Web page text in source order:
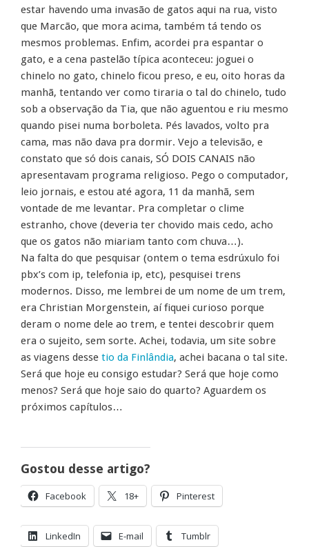
estar havendo uma invasão de gatos aqui na rua, visto
que Marcão, que mora acima, também tá tendo os
mesmos problemas. Enfim, acordei pra espantar o
gato, e a cena pastelão típica aconteceu: joguei o
chinelo no gato, chinelo ficou preso, e eu, oito horas da
manhã, tentando ver como tiraria o tal do chinelo, tudo
sob a observação da Tia, que não aguentou e riu mesmo
quando pisei numa borboleta. Pés lavados, volto pra
cama, mas não dava pra dormir. Vejo a televisão, e
constato que só dois canais, SÓ DOIS CANAIS não
apresentavam programa religioso. Pego o computador,
leio jornais, e estou até agora, 11 da manhã, sem
vontade de me levantar. Pra completar o clime
estranho, chove (deveria ter chovido mais cedo, acho
que os gatos não miariam tanto com chuva…).
Na falta do que pesquisar (ontem o tema esdrúxulo foi
pbx’s com ip, telefonia ip, etc), pesquisei trens
modernos. Disso, me lembrei de um nome de um trem,
era Christian Morgenstein, aí fiquei curioso porque
deram o nome dele ao trem, e tentei descobrir quem
era o sujeito, sem sorte. Achei, todavia, um site sobre
as viagens desse tio da Finlândia, achei bacana o tal site.
Será que hoje eu consigo estudar? Será que hoje como
menos? Será que hoje saio do quarto? Aguardem os
próximos capítulos…
Gostou desse artigo?
Facebook 18+ Pinterest
LinkedIn E-mail Tumblr